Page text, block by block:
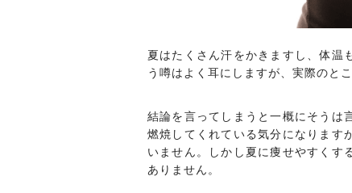
夏はたくさん汗をかきますし、体温
う噂はよく耳にしますが、実際のと
結論を言ってしまうと一概にそうは
燃焼してくれている気分になります
いません。しかし夏に痩せやすくす
ありません。